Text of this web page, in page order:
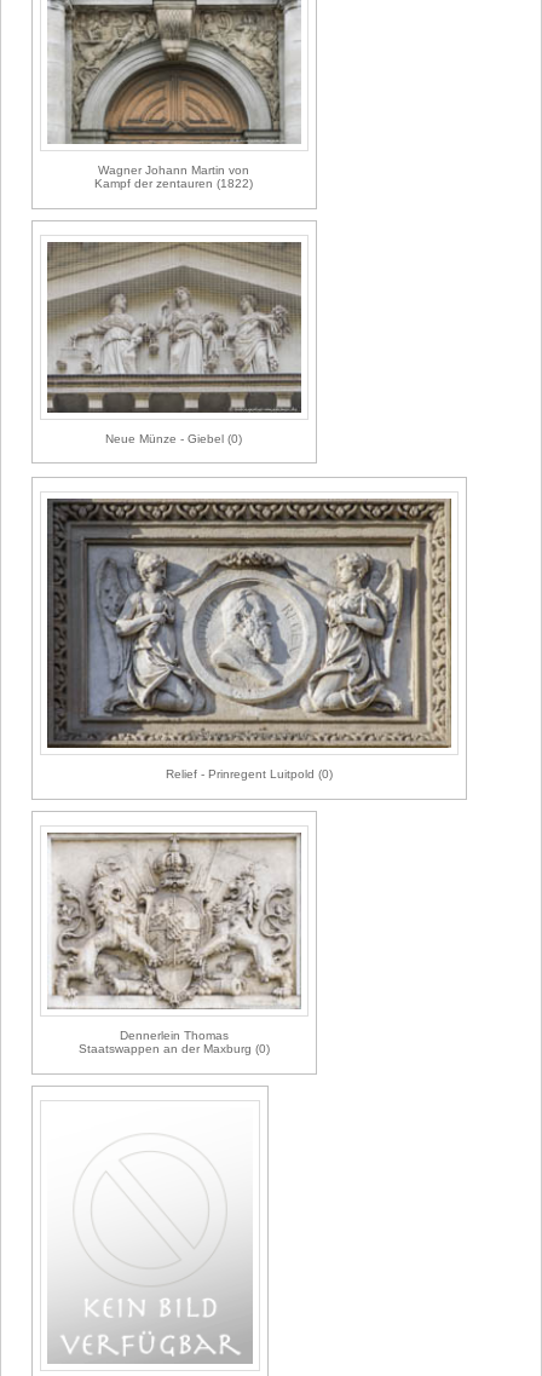
Wagner Johann Martin von
Kampf der zentauren (1822)
Neue Münze - Giebel (0)
Relief - Prinregent Luitpold (0)
Dennerlein Thomas
Staatswappen an der Maxburg (0)